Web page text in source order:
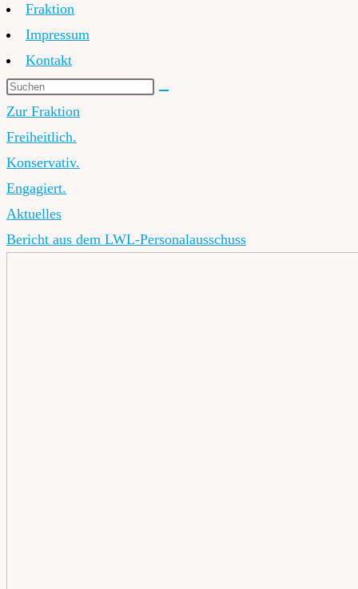
Fraktion
Impressum
Kontakt
Zur Fraktion
Freiheitlich.
Konservativ.
Engagiert.
Aktuelles
Bericht aus dem LWL-Personalausschuss